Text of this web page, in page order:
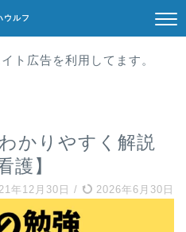
ウルフ
ト広告を利用してます。
かりやすく解説
護】
年12月30日 / 2026年6月30日